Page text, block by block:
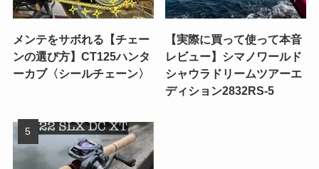
メンテをサボれる【チェー
ンの選び方】CT125ハンタ
ーカブ〈シールチェーン〉
【実際に買って使って本音
レビュー】シマノワールド
シャウラドリームツアーエ
ディション2832RS-5